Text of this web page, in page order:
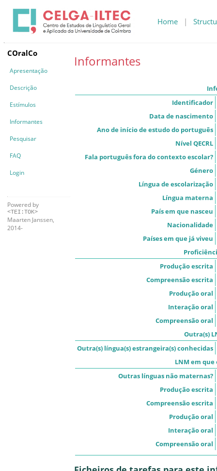
Home |
COralCo
Apresentação
Descrição
Estímulos
Informantes
Pesquisar
FAQ
Login
Powered by
<TEI:TOK>
Maarten Janssen,
2014-
Informantes
Identificador
Data de nascimento
Ano de início de estudo do português
Nível QECRL
Fala português fora do contexto escolar?
Género
Língua de escolarização
Língua materna
País em que nasceu
Nacionalidade
Países em que já viveu
Produção escrita
Compreensão escrita
Produção oral
Interação oral
Compreensão oral
Outra(s)
Outra(s) língua(s) estrangeira(s) conhecidas
LNM em
Outras línguas não maternas?
Produção escrita
Compreensão escrita
Produção oral
Interação oral
Compreensão oral